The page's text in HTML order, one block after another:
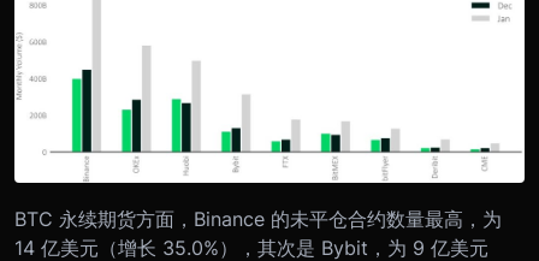
BTC 永续期货方面，Binance 的未平仓合约数量最高，为
14 亿美元（增长 35.0%），其次是 Bybit，为 9 亿美元